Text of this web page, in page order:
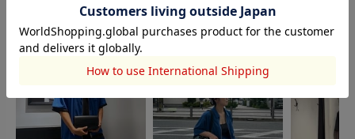
植木 日向
170cm
AZUL BY MOUSSY
TAKUMI
舟橋 諒